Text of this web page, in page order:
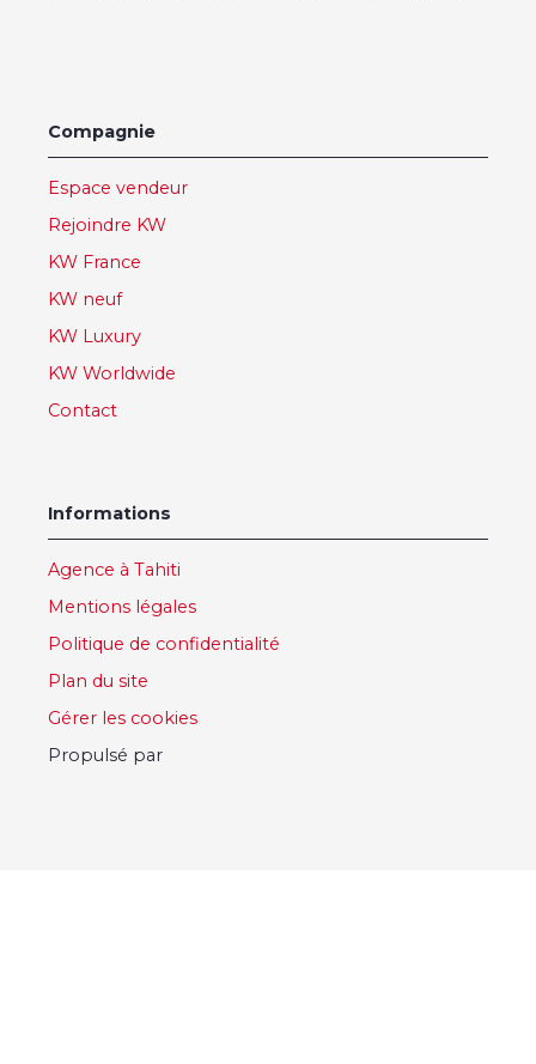
Compagnie
Espace vendeur
Rejoindre KW
KW France
KW neuf
KW Luxury
KW Worldwide
Contact
Informations
Agence à Tahiti
Mentions légales
Politique de confidentialité
Plan du site
Gérer les cookies
Propulsé par